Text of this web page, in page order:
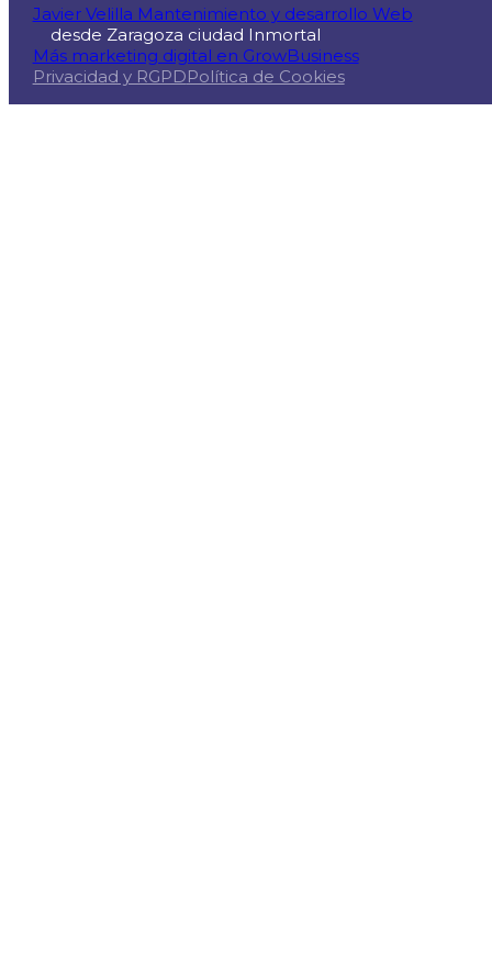
Javier Velilla Mantenimiento y desarrollo Web
desde Zaragoza ciudad Inmortal
Más marketing digital en GrowBusiness
Privacidad y RGPDPolítica de Cookies